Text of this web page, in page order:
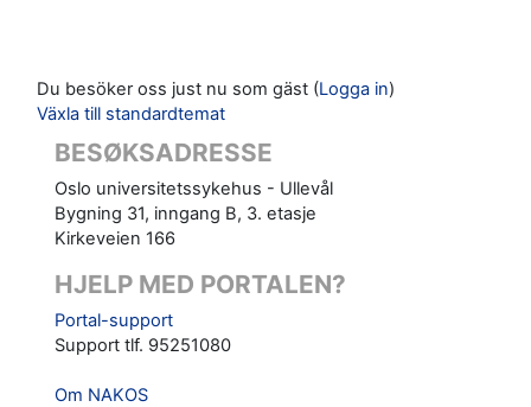
Du besöker oss just nu som gäst (Logga in)
Växla till standardtemat
BESØKSADRESSE
Oslo universitetssykehus - Ullevål
Bygning 31, inngang B, 3. etasje
Kirkeveien 166
HJELP MED PORTALEN?
Portal-support
Support tlf. 95251080
Om NAKOS